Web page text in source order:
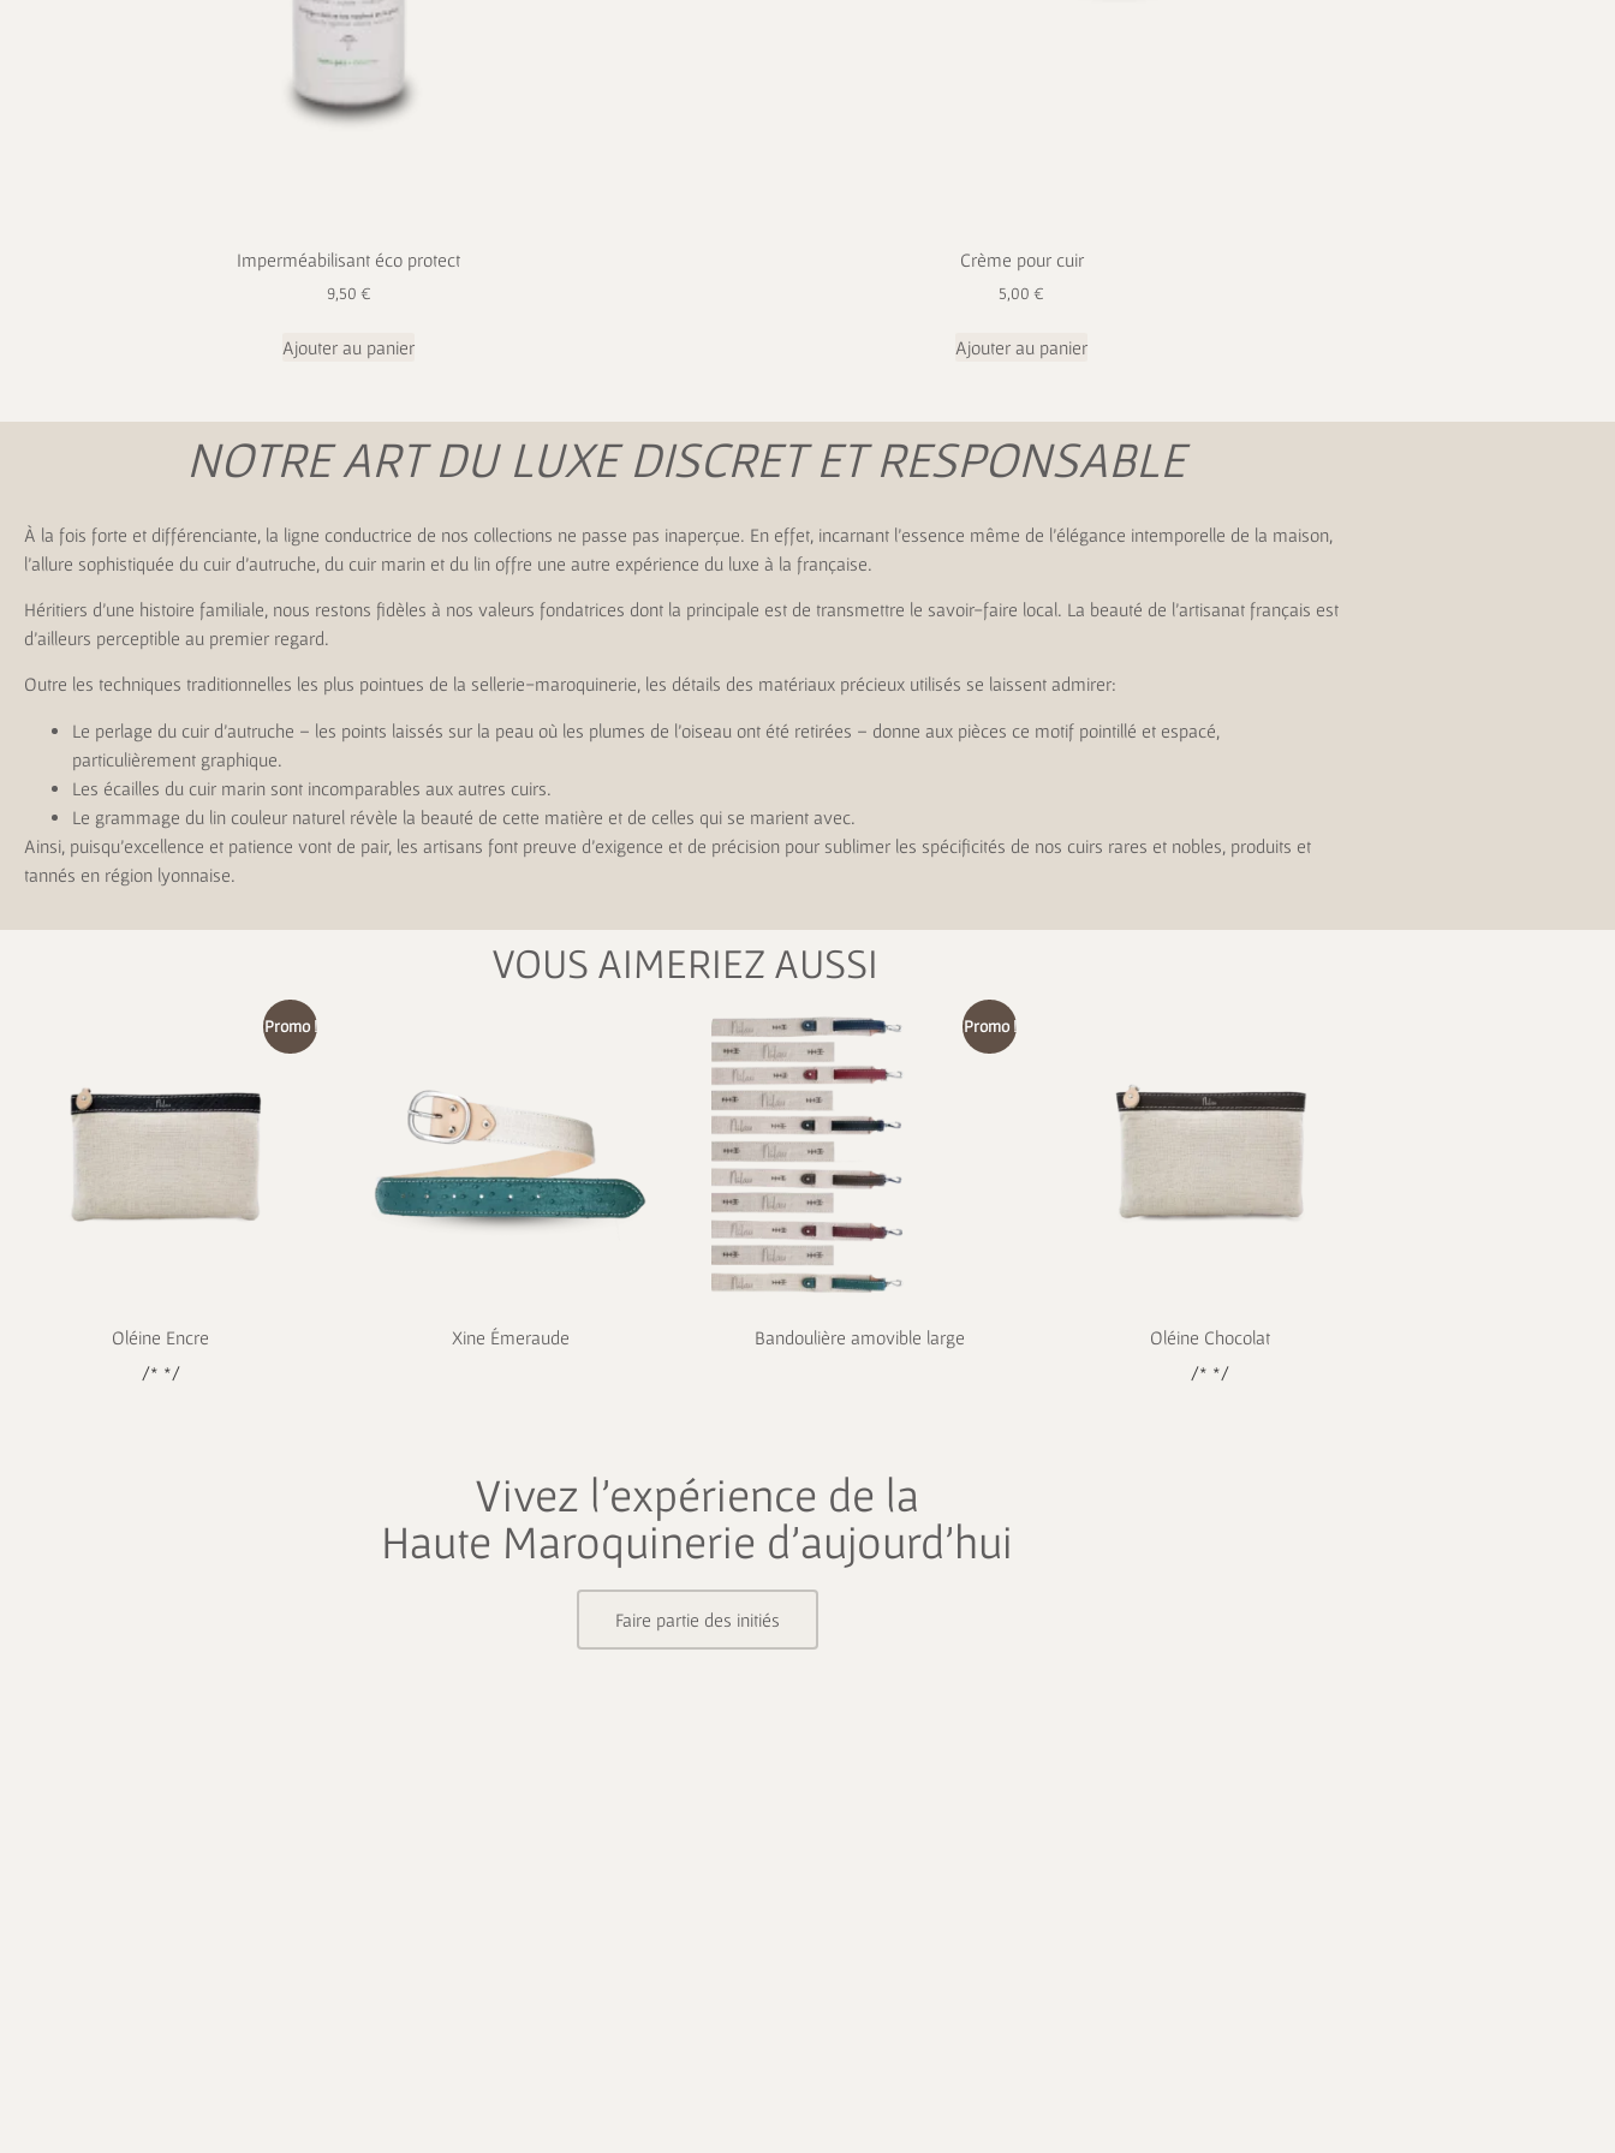
Imperméabilisant éco protect
9,50 €
Ajouter au panier
Crème pour cuir
5,00 €
Ajouter au panier
NOTRE ART DU LUXE DISCRET ET RESPONSABLE
À la fois forte et différenciante, la ligne conductrice de nos collections ne passe pas inaperçue. En effet, incarnant l’essence même de l’élégance intemporelle de la maison,
l’allure sophistiquée du cuir d’autruche, du cuir marin et du lin offre une autre expérience du luxe à la française.
Héritiers d’une histoire familiale, nous restons fidèles à nos valeurs fondatrices dont la principale est de transmettre le savoir-faire local. La beauté de l’artisanat français est
d’ailleurs perceptible au premier regard.
Outre les techniques traditionnelles les plus pointues de la sellerie-maroquinerie, les détails des matériaux précieux utilisés se laissent admirer:
Le perlage du cuir d’autruche – les points laissés sur la peau où les plumes de l’oiseau ont été retirées – donne aux pièces ce motif pointillé et espacé,
particulièrement graphique.
Les écailles du cuir marin sont incomparables aux autres cuirs.
Le grammage du lin couleur naturel révèle la beauté de cette matière et de celles qui se marient avec.
Ainsi, puisqu’excellence et patience vont de pair, les artisans font preuve d’exigence et de précision pour sublimer les spécificités de nos cuirs rares et nobles, produits et
tannés en région lyonnaise.
VOUS AIMERIEZ AUSSI
Promo !
Oléine Encre
/* */
Xine Émeraude
Promo !
Bandoulière amovible large
Oléine Chocolat
/* */
Vivez l’expérience de la
Haute Maroquinerie d’aujourd’hui
Faire partie des initiés